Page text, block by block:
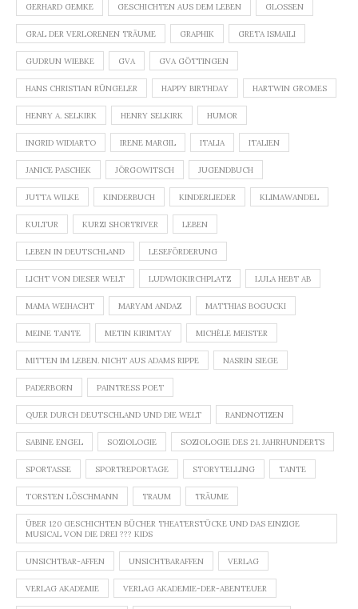
GERHARD GEMKE GESCHICHTEN AUS DEM LEBEN GLOSSEN
GRAL DER VERLORENEN TRÄUME GRAPHIK GRETA ISMAILI
GUDRUN WIEBKE GVA GVA GÖTTINGEN
HANS CHRISTIAN RÜNGELER HAPPY BIRTHDAY HARTWIN GROMES
HENRY A. SELKIRK HENRY SELKIRK HUMOR
INGRID WIDIARTO IRENE MARGIL ITALIA ITALIEN
JANICE PASCHEK JÖRGOWITSCH JUGENDBUCH
JUTTA WILKE KINDERBUCH KINDERLIEDER KLIMAWANDEL
KULTUR KURZI SHORTRIVER LEBEN
LEBEN IN DEUTSCHLAND LESEFÖRDERUNG
LICHT VON DIESER WELT LUDWIGKIRCHPLATZ LULA HEBT AB
MAMA WEIHACHT MARYAM ANDAZ MATTHIAS BOGUCKI
MEINE TANTE METIN KIRIMTAY MICHÈLE MEISTER
MITTEN IM LEBEN. NICHT AUS ADAMS RIPPE NASRIN SIEGE
PADERBORN PAINTRESS POET
QUER DURCH DEUTSCHLAND UND DIE WELT RANDNOTIZEN
SABINE ENGEL SOZIOLOGIE SOZIOLOGIE DES 21. JAHRHUNDERTS
SPORTASSE SPORTREPORTAGE STORYTELLING TANTE
TORSTEN LÖSCHMANN TRAUM TRÄUME
ÜBER 120 GESCHICHTEN BÜCHER THEATERSTÜCKE UND DAS EINZIGE
MUSICAL VON DIE DREI ??? KIDS
UNSICHTBAR-AFFEN UNSICHTBARAFFEN VERLAG
VERLAG AKADEMIE VERLAG AKADEMIE-DER-ABENTEUER